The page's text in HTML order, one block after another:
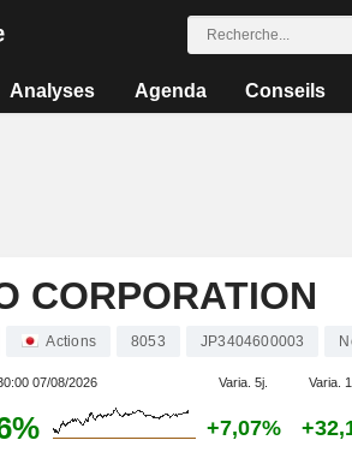
Analyses Agenda Conseils
CORPORATION
Actions 8053 JP3404600003
07/08/2026 Varia. 5j. Varia.
+7,07%